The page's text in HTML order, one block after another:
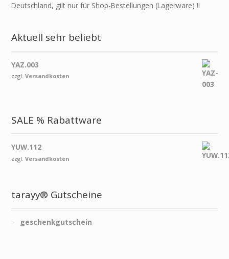
Deutschland, gilt nur für Shop-Bestellungen (Lagerware) !!
Aktuell sehr beliebt
YAZ.003
zzgl.Versandkosten
SALE % Rabattware
YUW.112
zzgl.Versandkosten
tarayy® Gutscheine
geschenkgutschein